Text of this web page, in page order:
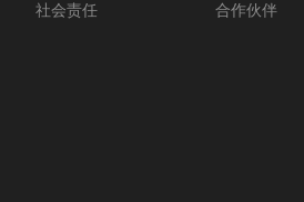
社会责任
合作伙伴